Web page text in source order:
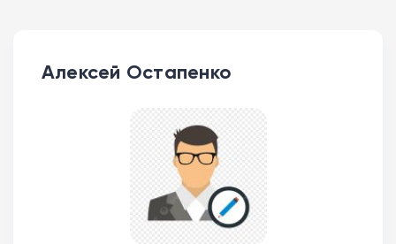
Алексей Остапенко